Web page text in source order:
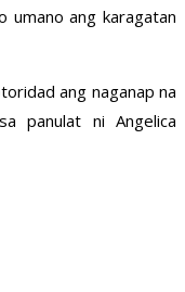
umano ang karagatan
ang naganap na
panulat ni Angelica